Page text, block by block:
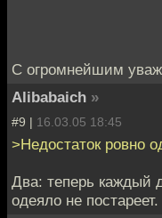
С огромнейшим
Alibabaich »
#9 | 16.03.05 18:45
>Недостаток ровно
Два: теперь каждый
одеяло не постареет.